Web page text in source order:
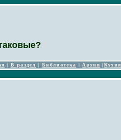
|В раздел | Библиотека | Архив |Кухня